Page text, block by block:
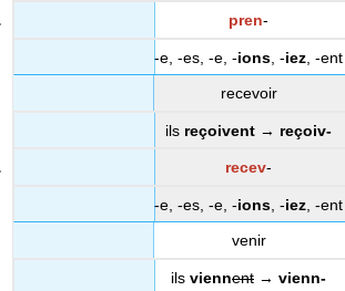
pren-
-e, -es, -e, -ions , -iez , -ent
recevoir
ils reçoivent → reçoiv-
recev-
-e, -es, -e, -ions , -iez , -ent
venir
ils viennent → vienn-